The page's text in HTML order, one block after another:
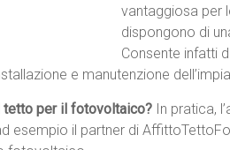
vantaggiosa per
dispongono di
Consente infatti
e manutenzione
tetto per il fotovoltaico? In pratica,
esempio il partner di